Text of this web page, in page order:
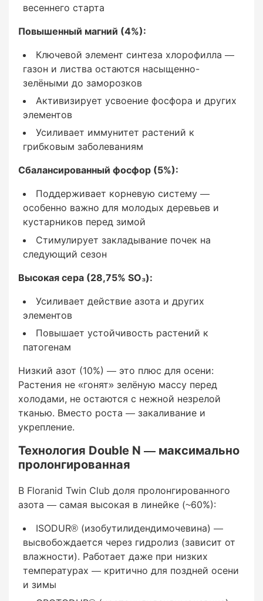
Fe, Mn, Cu, Zn, B (хелатированные)
Содержание хлоридов:
низкое (chloridarm).
EU fertilizing product, PFC 1(C)(I)(a)(ii) —
магнием, серой и микроэлементами.
Почему именно такой
Очень высокий калий (20%):
Укрепляет клеточные стенки — трава и
растения становятся жёстче, устойчивее к
Регулирует водный обмен — снижает риск
вымерзания
Стимулирует развитие корневой системы —
растение уходит в зиму с мощными корнями
Запасает энергию (сахара) в корнях для
весеннего старта
Повышенный магний (4%):
Ключевой элемент синтеза хлорофилла —
газон и листва остаются насыщенно-
зелёными до заморозков
Активизирует усвоение фосфора и других
элементов
Усиливает иммунитет растений к
грибковым заболеваниям
Сбалансированный фосфор (5%):
Поддерживает корневую систему —
особенно важно для молодых деревьев и
кустарников перед зимой
Стимулирует закладывание почек на
следующий сезон
Высокая сера (28,75% SO₃):
Усиливает действие азота и других
элементов
Повышает устойчивость растений к
патогенам
Низкий азот (10%) — это плюс для осени:
Растения не «гонят» зелёную массу перед
холодами, не остаются с нежной незрелой
тканью. Вместо роста — закаливание и
укрепление.
Технология Double N — максимально
пролонгированная
В Floranid Twin Club доля пролонгированного
азота — самая высокая в линейке (~60%):
ISODUR® (изобутилидендимочевина) —
высвобождается через гидролиз (зависит от
влажности). Работает даже при низких
температурах — критично для поздней осени
и зимы